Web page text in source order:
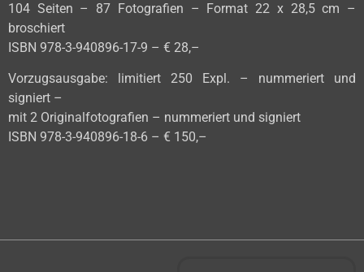
104 Seiten – 87 Fotografien – Format 22 x 28,5 cm –
broschiert
ISBN 978-3-940896-17-9 – € 28,–
Vorzugsausgabe: limitiert 250 Expl. – nummeriert und
signiert –
mit 2 Originalfotografien – nummeriert und signiert
ISBN 978-3-940896-18-6 – € 150,–